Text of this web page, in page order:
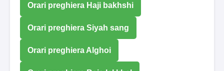
Orari preghiera Haji bakhshi
Orari preghiera Siyah sang
Orari preghiera Alghoi